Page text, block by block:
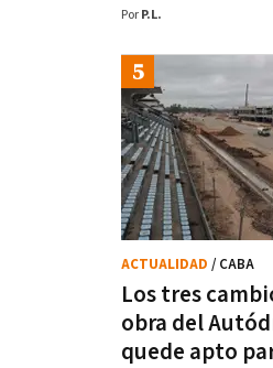
Por P.L.
Los tres
obra del
quede apto
ACTUALIDAD / CABA